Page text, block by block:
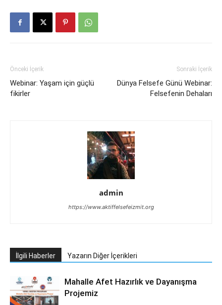
Önceki İçerik
Webinar: Yaşam için güçlü
fikirler
Sonraki İçerik
Dünya Felsefe Günü Webinar:
Felsefenin Dehaları
admin
https://www.aktiffelsefeizmit.org
İlgili Haberler Yazarın Diğer İçerikleri
Mahalle Afet Hazırlık ve Dayanışma
Projemiz